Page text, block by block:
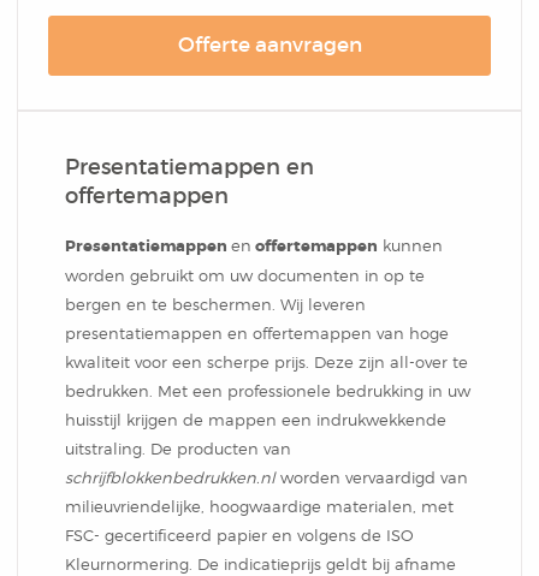
Offerte aanvragen
Presentatiemappen en
offertemappen
Presentatiemappen en offertemappen kunnen
worden gebruikt om uw documenten in op te
bergen en te beschermen. Wij leveren
presentatiemappen en offertemappen van hoge
kwaliteit voor een scherpe prijs. Deze zijn all-over te
bedrukken. Met een professionele bedrukking in uw
huisstijl krijgen de mappen een indrukwekkende
uitstraling. De producten van
schrijfblokkenbedrukken.nlworden vervaardigd van
milieuvriendelijke, hoogwaardige materialen, met
FSC- gecertificeerd papier en volgens de ISO
Kleurnormering. De indicatieprijs geldt bij afname